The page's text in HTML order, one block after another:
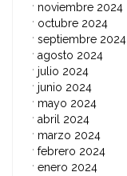
noviembre 2024
octubre 2024
septiembre 2024
agosto 2024
julio 2024
junio 2024
mayo 2024
abril 2024
marzo 2024
febrero 2024
enero 2024